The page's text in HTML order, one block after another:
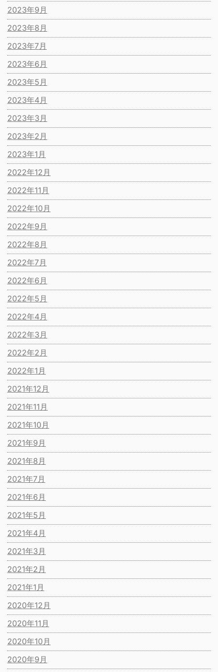
2023年9月
2023年8月
2023年7月
2023年6月
2023年5月
2023年4月
2023年3月
2023年2月
2023年1月
2022年12月
2022年11月
2022年10月
2022年9月
2022年8月
2022年7月
2022年6月
2022年5月
2022年4月
2022年3月
2022年2月
2022年1月
2021年12月
2021年11月
2021年10月
2021年9月
2021年8月
2021年7月
2021年6月
2021年5月
2021年4月
2021年3月
2021年2月
2021年1月
2020年12月
2020年11月
2020年10月
2020年9月